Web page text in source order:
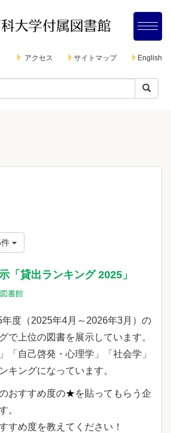
アクセス サイトマップ English
「貸出ランキング 2025」
図書館
度（2025年4月～2026年3月）の
で上位の図書を展示しています。
「自己啓発・心理学」「社会学」
キングになっています。
おすすめ度の★を貼ってもらう企
。
すめ度を教えてください！